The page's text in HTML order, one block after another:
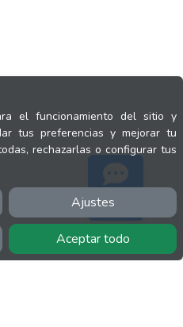
el funcionamiento del sitio y
tus preferencias y mejorar tu
rechazarlas o configurar tus
Ajustes
Aceptar todo
Soporte